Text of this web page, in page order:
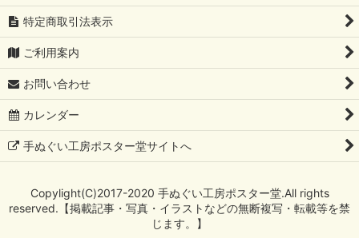
特定商取引法表示
ご利用案内
お問い合わせ
カレンダー
手ぬぐい工房ポスター堂サイトへ
Copylight(C)2017-2020 手ぬぐい工房ポスター堂.All rights
reserved.【掲載記事・写真・イラストなどの無断複写・転載等を禁
じます。】